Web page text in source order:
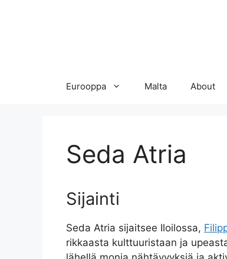
Eurooppa Malta About
Seda Atria
Sijainti
Seda Atria sijaitsee Iloilossa,
rikkaasta kulttuuristaan ja